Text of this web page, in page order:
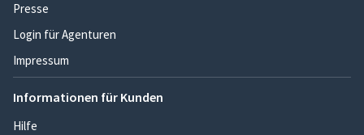
Presse
Login für Agenturen
Impressum
Informationen für Kunden
Hilfe